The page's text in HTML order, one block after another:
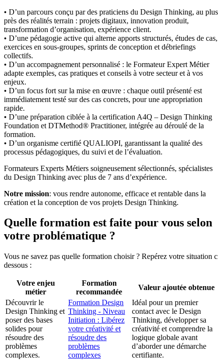
• D’un parcours conçu par des praticiens du Design Thinking, au plus
près des réalités terrain : projets digitaux, innovation produit,
transformation d’organisation, expérience client.
• D’une pédagogie active qui alterne apports structurés, études de cas,
exercices en sous-groupes, sprints de conception et débriefings
collectifs.
• D’un accompagnement personnalisé : le Formateur Expert Métier
adapte exemples, cas pratiques et conseils à votre secteur et à vos
enjeux.
• D’un focus fort sur la mise en œuvre : chaque outil présenté est
immédiatement testé sur des cas concrets, pour une appropriation
rapide.
• D’une préparation ciblée à la certification A4Q – Design Thinking
Foundation et DTMethod® Practitioner, intégrée au déroulé de la
formation.
• D’un organisme certifié QUALIOPI, garantissant la qualité des
processus pédagogiques, du suivi et de l’évaluation.
Formateurs Experts Métiers soigneusement sélectionnés, spécialistes
du Design Thinking avec plus de 7 ans d’expérience.
Notre mission: vous rendre autonome, efficace et rentable dans la
création et la conception de vos projets Design Thinking.
Quelle formation est faite pour vous selon
votre problématique ?
Vous ne savez pas quelle formation choisir ? Repérez votre situation
dessous :
Votre enjeu
métier
Formation
recommandée
Valeur ajoutée obtenue
Découvrir le
Design Thinking et
poser des bases
solides pour
résoudre des
problèmes
complexes.
Formation Design
Thinking - Niveau
Initiation : Libérez
votre créativité et
résoudre des
problèmes
complexes
Idéal pour un premier
contact avec le Design
Thinking, développer sa
créativité et comprendre la
logique globale avant
d’aborder une démarche
certifiante.